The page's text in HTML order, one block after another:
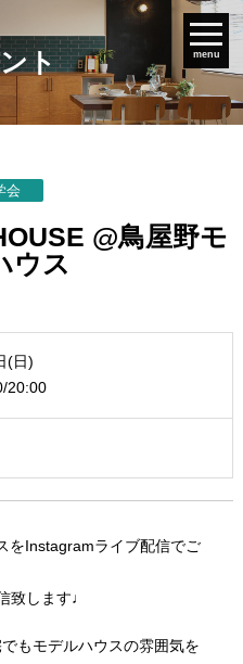
menu
ト
会
@鳥屋野モ
ウス
(日)
20:00
をInstagramライブ配信でご
致します♩
もモデルハウスの雰囲気を